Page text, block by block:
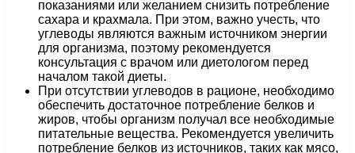
показаниями или желанием снизить потребление
сахара и крахмала. При этом, важно учесть, что
углеводы являются важным источником энергии
для организма, поэтому рекомендуется
консультация с врачом или диетологом перед
началом такой диеты.
При отсутствии углеводов в рационе, необходимо
обеспечить достаточное потребление белков и
жиров, чтобы организм получал все необходимые
питательные вещества. Рекомендуется увеличить
потребление белков из источников, таких как мясо,